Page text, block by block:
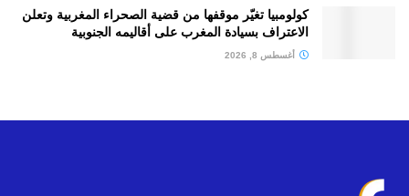
كولومبيا تغيّر موقفها من قضية الصحراء المغربية وتعلن
الاعتراف بسيادة المغرب على أقاليمه الجنوبية
أغسطس 8, 2026